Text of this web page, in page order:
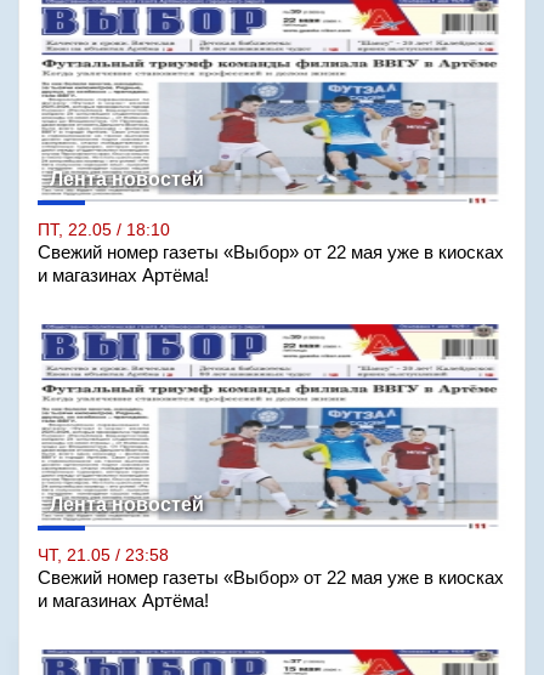
Лента новостей
ПТ, 22.05 / 18:10
Свежий номер газеты «Выбор» от 22 мая уже в киосках
и магазинах Артёма!
Лента новостей
ЧТ, 21.05 / 23:58
Свежий номер газеты «Выбор» от 22 мая уже в киосках
и магазинах Артёма!